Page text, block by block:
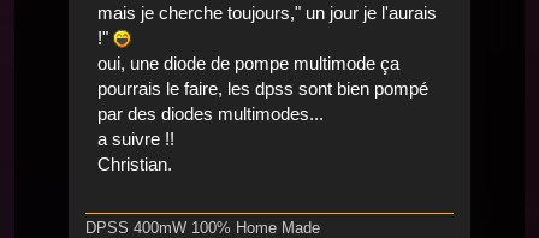
mais je cherche toujours," un jour je l'aurais
!"
oui, une diode de pompe multimode ça
pourrais le faire, les dpss sont bien pompé
par des diodes multimodes...
a suivre !!
Christian.
DPSS 400mW 100% Home Made